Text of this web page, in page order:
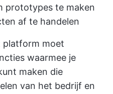
prototypes te maken
af te handelen
platform moet
waarmee je
maken die
van het bedrijf en